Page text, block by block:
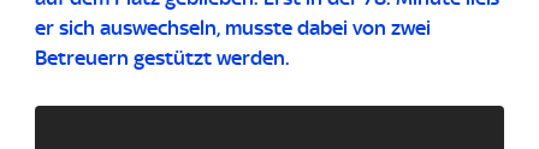
er sich auswechseln, musste dabei von zwei
Betreuern gestützt werden.